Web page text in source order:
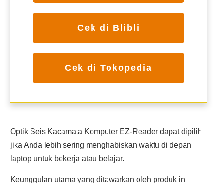
Cek di Blibli
Cek di Tokopedia
Optik Seis Kacamata Komputer EZ-Reader dapat dipilih
jika Anda lebih sering menghabiskan waktu di depan
laptop untuk bekerja atau belajar.
Keunggulan utama yang ditawarkan oleh produk ini